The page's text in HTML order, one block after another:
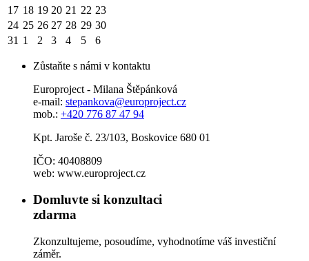
17 18 19 20 21 22 23
24 25 26 27 28 29 30
31 1 2 3 4 5 6
Zůstaňte s námi v kontaktu
Europroject - Milana Štěpánková
e-mail: stepankova@europroject.cz
mob.: +420 776 87 47 94
Kpt. Jaroše č. 23/103, Boskovice 680 01
IČO: 40408809
web: www.europroject.cz
Domluvte si konzultaci
zdarma
Zkonzultujeme, posoudíme, vyhodnotíme váš investiční
záměr.